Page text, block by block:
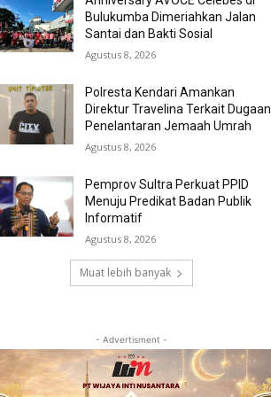
Bulukumba Dimeriahkan Jalan
Santai dan Bakti Sosial
Agustus 8, 2026
Polresta Kendari Amankan
Direktur Travelina Terkait Dugaan
Penelantaran Jemaah Umrah
Agustus 8, 2026
Pemprov Sultra Perkuat PPID
Menuju Predikat Badan Publik
Informatif
Agustus 8, 2026
Muat lebih banyak
- Advertisment -